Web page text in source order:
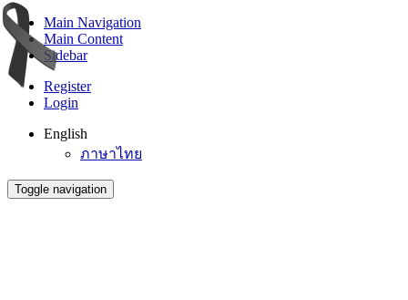
Main Navigation
Main Content
Sidebar
Register
Login
English
ภาษาไทย
Toggle navigation